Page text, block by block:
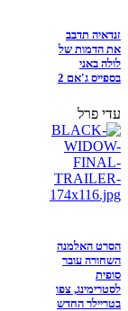
זנדאיה תדבב
את הדמות של
לולה באני
בספייס ג'אם 2
עדי פרל
הסרט האלמנה
השחורה עובר
סופית
לסטרימינג, צפו
בטריילר החדש